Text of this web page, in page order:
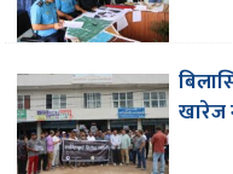
खारेज